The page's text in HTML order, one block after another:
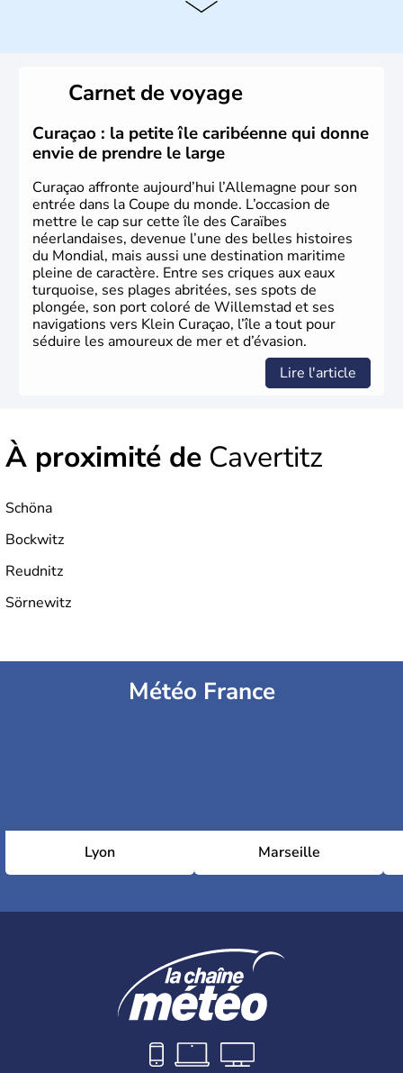
lesquelles bénéficient d'une grande autonomie. Le pays
peut se targuer de grands noms qu'il a vu naître dans tous
les domaines, des arts à la politique en passant par la
philosophie. Hertz, Gutenberg, Heidegger, Thomas Mann,
Herman Hesse ou bien Hegel en font partie.
Carnet de voyage
Curaçao : la petite île caribéenne qui donne
envie de prendre le large
Curaçao affronte aujourd’hui l’Allemagne pour son
entrée dans la Coupe du monde. L’occasion de
mettre le cap sur cette île des Caraïbes
néerlandaises, devenue l’une des belles histoires
du Mondial, mais aussi une destination maritime
pleine de caractère. Entre ses criques aux eaux
turquoise, ses plages abritées, ses spots de
plongée, son port coloré de Willemstad et ses
navigations vers Klein Curaçao, l’île a tout pour
séduire les amoureux de mer et d’évasion.
Lire l'article
À proximité de Cavertitz
Schöna
Bockwitz
Reudnitz
Sörnewitz
Météo France
Lyon Marseille